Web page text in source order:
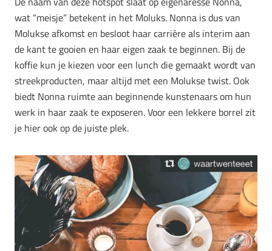
wat “meisje” betekent in het Moluks. Nonna is dus van
Molukse afkomst en besloot haar carrière als interim aan
de kant te gooien en haar eigen zaak te beginnen. Bij de
koffie kun je kiezen voor een lunch die gemaakt wordt van
streekproducten, maar altijd met een Molukse twist. Ook
biedt Nonna ruimte aan beginnende kunstenaars om hun
werk in haar zaak te exposeren. Voor een lekkere borrel zit
je hier ook op de juiste plek.